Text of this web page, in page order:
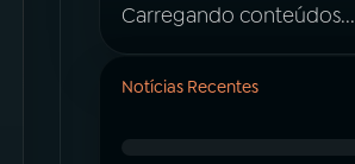
Carregando conteúdos...
Notícias Recentes